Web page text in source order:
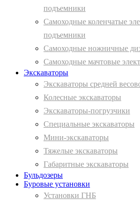
подъемники
Самоходные коленчатые
подъемники
Самоходные ножничные
Самоходные мачтовые
Экскаваторы
Экскаваторы средней
Колесные экскаваторы
Экскаваторы-погрузчики
Специальные экскаваторы
Мини-экскаваторы
Тяжелые экскаваторы
Габаритные экскаваторы
Бульдозеры
Буровые установки
Установки ГНБ